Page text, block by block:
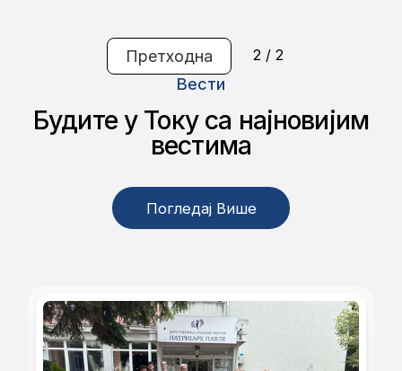
Претходна 2 / 2
Вести
Будите у Току са најновијим
вестима
Погледај Више
Погледај Више